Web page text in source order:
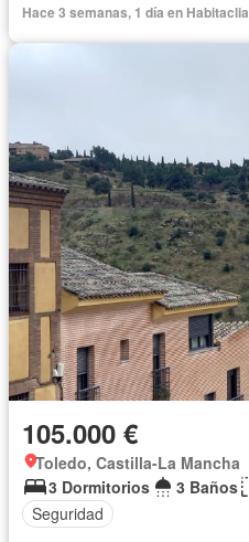
Hace 3 semanas, 1 día en Habitaclia
105.000 €
Toledo, Castilla-La Mancha
3 Dormitorios
3 Baños
Seguridad